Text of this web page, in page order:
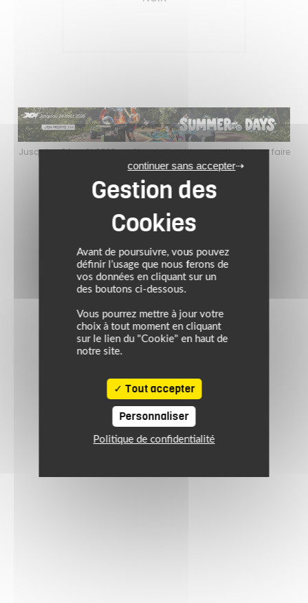
Jusqu’au 24 août 2026, profitez de l’ambiance estivale pour faire
le plein de bons plans sur l’équipement motard !
Avant de poursuivre, vous pouvez
définir l’usage que nous ferons de
vos données en cliquant sur un
des boutons ci-dessous.
Vous pourrez mettre à jour votre
choix à tout moment en cliquant
sur le lien du "Cookie" en haut de
notre site.
Tout accepter
continuer sans accepter
Personnaliser
Politique de confidentialité